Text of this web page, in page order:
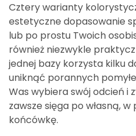
Cztery warianty
estetyczne dopasowanie
lub po prostu Twoich
również niezwykle
jednej bazy korzysta kilku
uniknąć porannych
Was wybiera swój odcień i
zawsze sięga po własną, w
końcówkę.